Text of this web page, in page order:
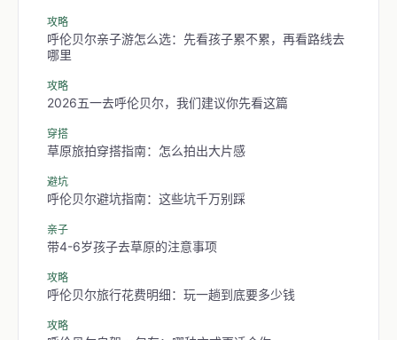
攻略
呼伦贝尔亲子游怎么选：先看孩子累不累，再看路线去
哪里
攻略
2026五一去呼伦贝尔，我们建议你先看这篇
穿搭
草原旅拍穿搭指南：怎么拍出大片感
避坑
呼伦贝尔避坑指南：这些坑千万别踩
亲子
带4-6岁孩子去草原的注意事项
攻略
呼伦贝尔旅行花费明细：玩一趟到底要多少钱
攻略